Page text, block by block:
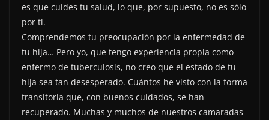
es que cuides tu salud, lo que, por supuesto, no es sólo
por ti.
Comprendemos tu preocupación por la enfermedad de
tu hija… Pero yo, que tengo experiencia propia como
enfermo de tuberculosis, no creo que el estado de tu
hija sea tan desesperado. Cuántos he visto con la forma
transitoria que, con buenos cuidados, se han
recuperado. Muchas y muchos de nuestros camaradas